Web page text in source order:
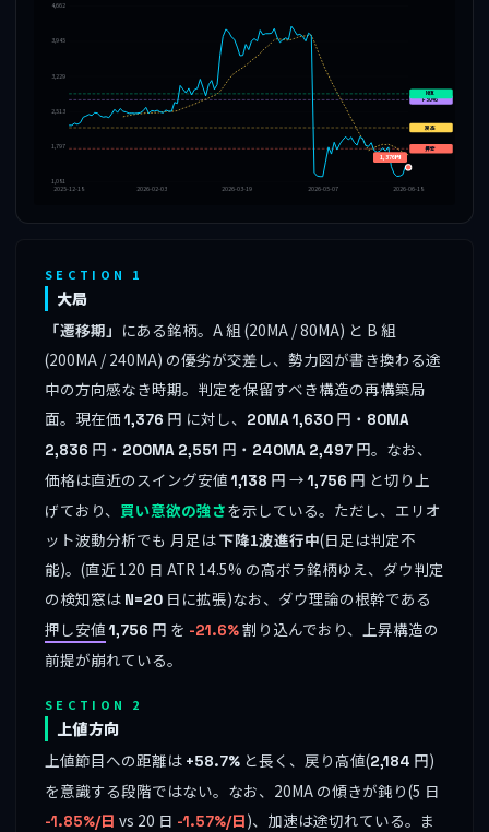
4,662
3,945
3,229
2,513
1,797
1,081
2025-12-18
2026-02-03 2026-03-19 2026-05-07 2026-06-18
押安
戻高
F50%
N値
1,376円
SECTION 1
大局
「遷移期」 にある銘柄。A 組 (20MA / 80MA) と B 組
(200MA / 240MA) の優劣が交差し、勢力図が書き換わる途
中の方向感なき時期。判定を保留すべき構造の再構築局
面。現在価1,376 円 に対し、 20MA1,630 円・ 80MA
2,836 円・ 200MA 2,551 円・ 240MA 2,497 円。なお、
価格は直近のスイング安値1,138 円 →1,756 円 と切り上
げており、 買い意欲の強さを示している。ただし、エリオ
ット波動分析でも 月足は下降1波進行中(日足は判定不
能)。(直近 120 日 ATR 14.5% の高ボラ銘柄ゆえ、ダウ判定
の検知窓は N=20 日に拡張)なお、ダウ理論の根幹である
押し安値 1,756 円 を -21.6%割り込んでおり、上昇構造の
前提が崩れている。
SECTION 2
上値方向
上値節目への距離は +58.7% と長く、戻り高値(2,184 円)
を意識する段階ではない。なお、20MA の傾きが鈍り(5 日
-1.85%/日 vs 20 日 -1.57%/日)、加速は途切れている。ま